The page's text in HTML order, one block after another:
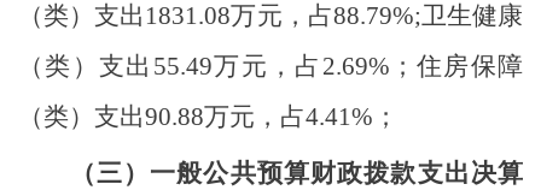
（类）支出 1831.08万元，占88.79%;卫生健康
（类）支出 55.49万元，占 2.69% ；住房保障
（类）支出90.88万元，占4.41% ；
（三）一般公共预算财政拨款支出决算